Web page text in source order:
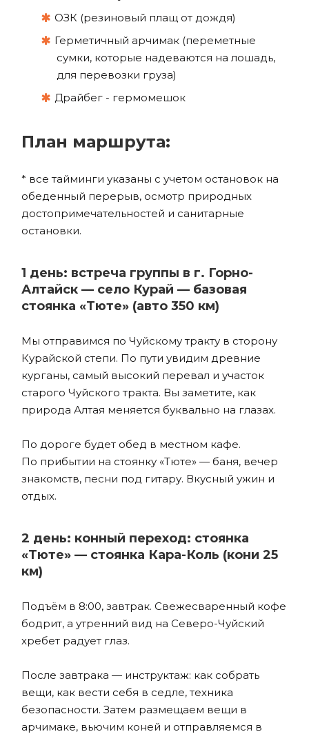
ОЗК (резиновый плащ от дождя)
Герметичный арчимак (переметные
сумки, которые надеваются на лошадь,
для перевозки груза)
Драйбег - гермомешок
План маршрута:
* все тайминги указаны с учетом остановок на
обеденный перерыв, осмотр природных
достопримечательностей и санитарные
остановки.
1 день: встреча группы в г. Горно-
Алтайск — село Курай — базовая
стоянка «Тюте» (авто 350 км)
Мы отправимся по Чуйскому тракту в сторону
Курайской степи. По пути увидим древние
курганы, самый высокий перевал и участок
старого Чуйского тракта. Вы заметите, как
природа Алтая меняется буквально на глазах.
По дороге будет обед в местном кафе.
По прибытии на стоянку «Тюте» — баня, вечер
знакомств, песни под гитару. Вкусный ужин и
отдых.
2 день: конный переход: стоянка
«Тюте» — стоянка Кара-Коль (кони 25
км)
Подъём в 8:00, завтрак. Свежесваренный кофе
бодрит, а утренний вид на Северо-Чуйский
хребет радует глаз.
После завтрака — инструктаж: как собрать
вещи, как вести себя в седле, техника
безопасности. Затем размещаем вещи в
арчимаке, вьючим коней и отправляемся в